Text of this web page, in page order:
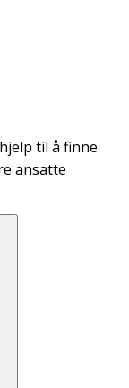
til å finne
ansatte